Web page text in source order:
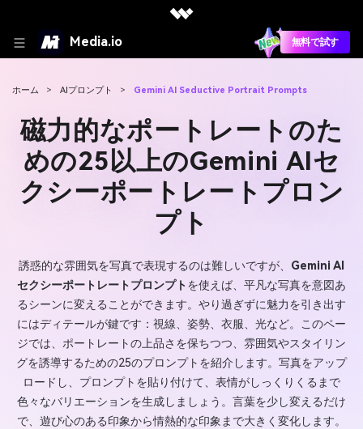
Media.io 無料で試す
ホーム > AIプロンプト > Gemini AI Seductive Portrait Prompts
磁力的なポートレートのた
めの25以上のGemini AIセ
クシーポートレートプロン
プト
誘惑的な雰囲気を写真で表現するのは難しいですが、 Gemini AI
セクシーポートレートプロンプトを使えば、平凡な写真を意図あ
るシーンに変えることができます。やり過ぎずに魅力を引き出す
にはディテールが鍵です：視線、姿勢、衣服、光など。このペー
ジでは、ポートレートの上品さを保ちつつ、雰囲気やスタイリン
グを誘導するための25のプロンプトを紹介します。写真をアップ
ロードし、プロンプトを貼り付けて、表情がしっくりくるまで
色々なバリエーションを生成しましょう。言葉を少し変えるだけ
で、遊び心のある印象から情熱的な印象まで大きく変化します。